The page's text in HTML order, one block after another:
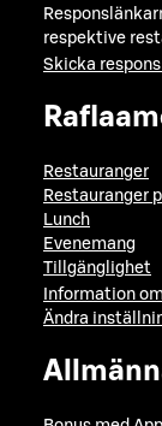
respektive
Skicka
Restauranger
Restauranger
Lunch
Evenemang
Tillgänglighet
Information
Ändra